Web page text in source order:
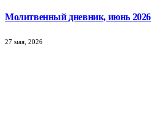
Молитвенный дневник, июнь 2026
27 мая, 2026